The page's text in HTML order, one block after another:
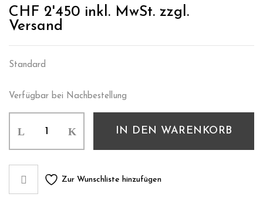
CHF 2'450 inkl. MwSt. zzgl.
Versand
Standard
Verfügbar bei Nachbestellung
IN DEN WARENKORB
Zur Wunschliste hinzufügen